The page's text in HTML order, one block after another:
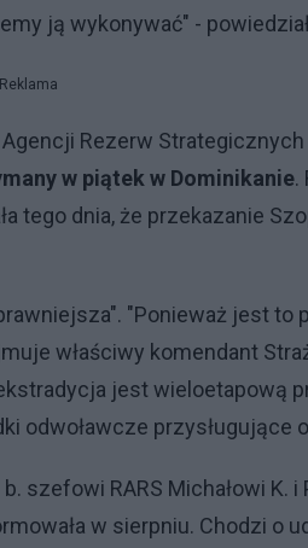
ją wykonywać" -
Reklama
Rezerw Strategicznych
w piątek w Dominikanie.
tego dnia, że przekazanie
"Ponieważ jest to
właściwy komendant
jest wieloetapową
odwoławcze przysługujące
szefowi RARS Michałowi K. i
w sierpniu. Chodzi o